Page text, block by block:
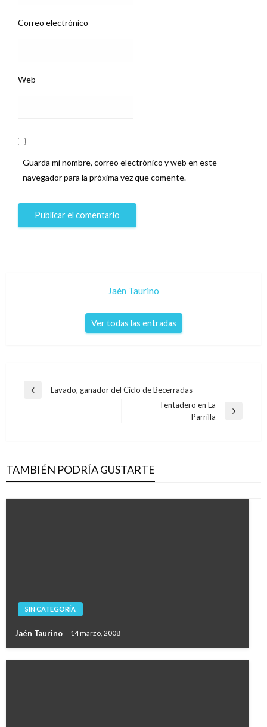
Correo electrónico
Web
Guarda mi nombre, correo electrónico y web en este
navegador para la próxima vez que comente.
Jaén Taurino
Ver todas las entradas
Navegación
Entrada
Lavado, ganador del Ciclo de Becerradas
Tentadero en La
Parrilla
TAMBIÉN PODRÍA GUSTARTE
SIN CATEGORÍA
Jaén Taurino 14 marzo, 2008